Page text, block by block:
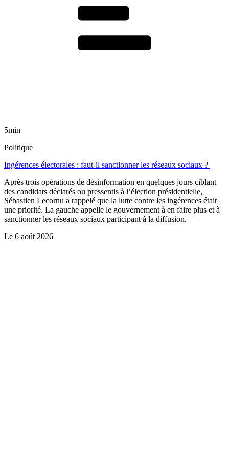
5min
Politique
Ingérences électorales : faut-il sanctionner les réseaux sociaux ?
Après trois opérations de désinformation en quelques jours ciblant
des candidats déclarés ou pressentis à l’élection présidentielle,
Sébastien Lecornu a rappelé que la lutte contre les ingérences était
une priorité. La gauche appelle le gouvernement à en faire plus et à
sanctionner les réseaux sociaux participant à la diffusion.
Le 6 août 2026